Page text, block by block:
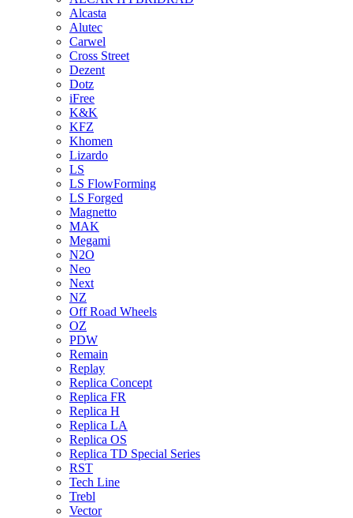
Alcasta
Alutec
Carwel
Cross Street
Dezent
Dotz
iFree
K&K
KFZ
Khomen
Lizardo
LS
LS FlowForming
LS Forged
Magnetto
MAK
Megami
N2O
Neo
Next
NZ
Off Road Wheels
OZ
PDW
Remain
Replay
Replica Concept
Replica FR
Replica H
Replica LA
Replica OS
Replica TD Special Series
RST
Tech Line
Trebl
Vector